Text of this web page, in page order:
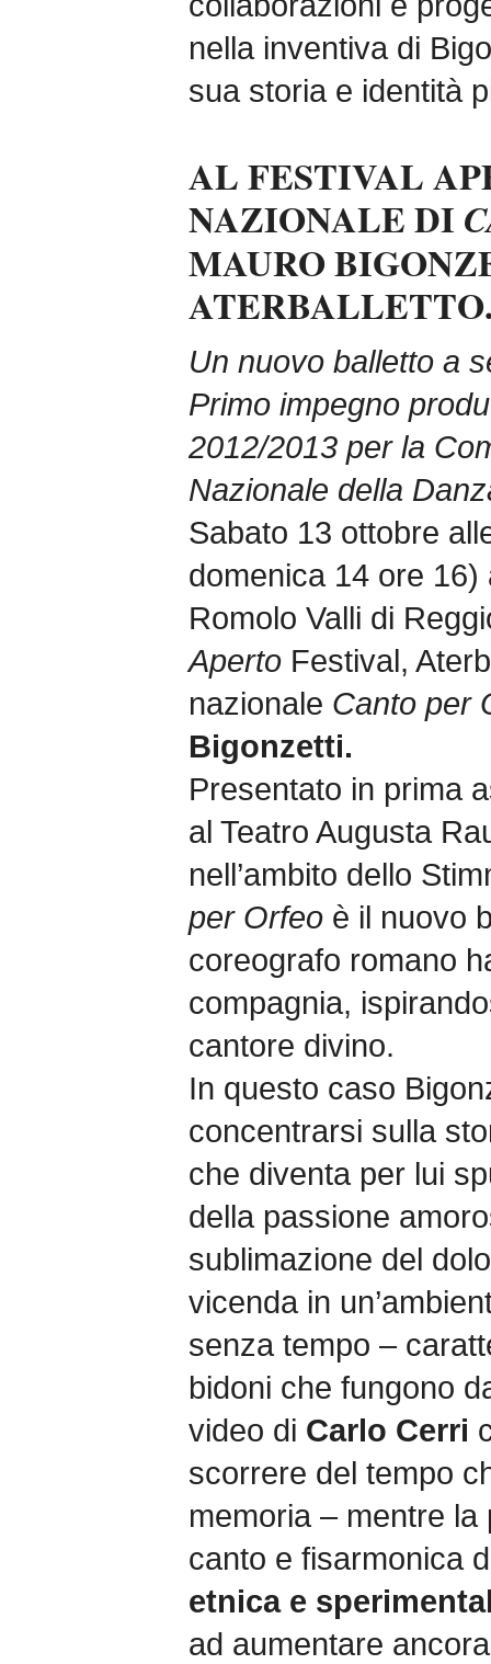
nella inventiva di
sua storia e identità
AL FESTIVAL
NAZIONALE DI
MAURO
Un nuovo balletto a
Primo impegno
2012/2013 per la
Nazionale della
Sabato 13 ottobre
domenica 14 ore 16)
Romolo Valli di
Aperto Festival,
nazionale Canto per
Bigonzetti.
Presentato in prima
al Teatro Augusta
nell’ambito dello
per Orfeo è il nuovo
coreografo romano
compagnia,
cantore divino.
In questo caso
concentrarsi sulla
che diventa per lui
della passione
sublimazione del
vicenda in
senza tempo –
bidoni che fungono
video di Carlo Cerri
scorrere del tempo
memoria – mentre
canto e fisarmonica
etnica e
ad aumentare